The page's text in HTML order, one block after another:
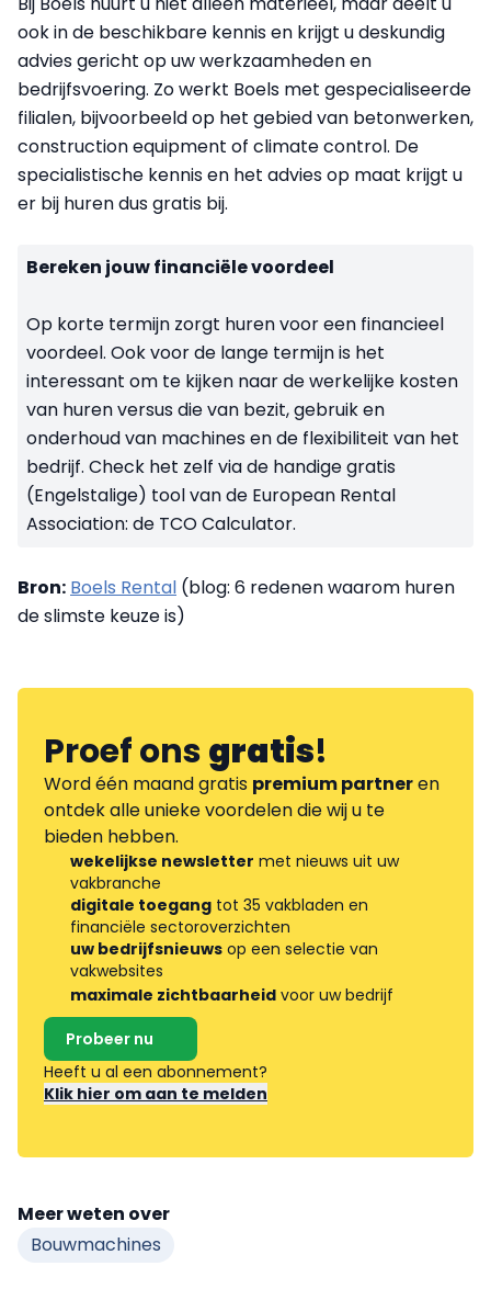
ook in de beschikbare kennis en krijgt u deskundig
advies gericht op uw werkzaamheden en
bedrijfsvoering. Zo werkt Boels met gespecialiseerde
filialen, bijvoorbeeld op het gebied van betonwerken,
construction equipment of climate control. De
specialistische kennis en het advies op maat krijgt u
er bij huren dus gratis bij.
Bereken jouw financiële voordeel
Op korte termijn zorgt huren voor een financieel
voordeel. Ook voor de lange termijn is het
interessant om te kijken naar de werkelijke kosten
van huren versus die van bezit, gebruik en
onderhoud van machines en de flexibiliteit van het
bedrijf. Check het zelf via de handige gratis
(Engelstalige) tool van de European Rental
Association: de TCO Calculator.
Bron: Boels Rental (blog: 6 redenen waarom huren
de slimste keuze is)
Proef onsgratis!
Word één maand gratis premium partneren
ontdek alle unieke voordelen die wij u te
bieden hebben.
wekelijkse newsletter met nieuws uit uw
vakbranche
digitale toegang tot 35 vakbladen en
financiële sectoroverzichten
uw bedrijfsnieuws op een selectie van
vakwebsites
maximale zichtbaarheid voor uw bedrijf
Probeer nu
Heeft u al een abonnement?
Klik hier om aan te melden
Meer weten over
Bouwmachines